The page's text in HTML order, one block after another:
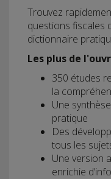
Trouvez
questions fiscales
dictionnaire
Les plus de
350 études
la
Une
pratique
Des
tous les
Une version
enrichie